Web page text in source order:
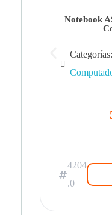
Notebook
Categorías:
4204
.0